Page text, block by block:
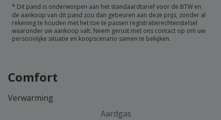
* Dit pand is onderworpen aan het standaardtarief voor de BTW en
de aankoop van dit pand zou dan gebeuren aan deze prijs, zonder al
rekening te houden met het toe te passen registratierechtenstelsel
waaronder uw aankoop valt. Neem gerust met ons contact op om uw
persoonlijke situatie en koopscenario samen te bekijken.
Comfort
Verwarming
Aardgas